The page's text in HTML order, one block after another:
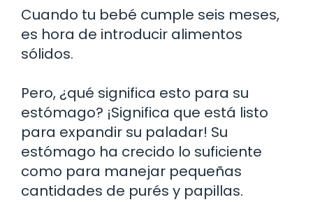
Cuando tu bebé cumple seis meses,
es hora de introducir alimentos
sólidos.
Pero, ¿qué significa esto para su
estómago? ¡Significa que está listo
para expandir su paladar! Su
estómago ha crecido lo suficiente
como para manejar pequeñas
cantidades de purés y papillas.